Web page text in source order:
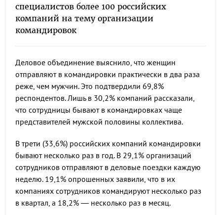
специалистов более 100 российских
компаний на тему организации
командировок
Деловое объединение выяснило, что женщин
отправляют в командировки практически в два раза
реже, чем мужчин. Это подтвердили 69,8%
респондентов. Лишь в 30,2% компаний рассказали,
что сотрудницы бывают в командировках чаще
представителей мужской половины коллектива.
В трети (33,6%) российских компаний командировки
бывают несколько раз в год. В 29,1% организаций
сотрудников отправляют в деловые поездки каждую
неделю. 19,1% опрошенных заявили, что в их
компаниях сотрудников командируют несколько раз
в квартал, а 18,2% — несколько раз в месяц.